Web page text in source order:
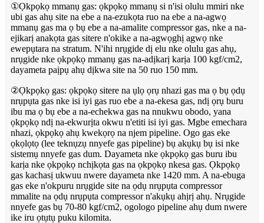
①Ọkpọkọ mmanụ gas: ọkpọkọ mmanụ si n'isi olulu mmiri nke
ubi gas ahụ site na ebe a na-ezukọta ruo na ebe a na-agwọ
mmanụ gas ma ọ bụ ebe a na-amalite compressor gas, nke a na-
ejikarị anakọta gas sitere n'okike a na-agwọghị agwọ nke
ewepụtara na stratum. N'ihi nrụgide dị elu nke olulu gas ahụ,
nrụgide nke ọkpọkọ mmanụ gas na-adịkarị karịa 100 kgf/cm2,
dayameta paịpụ ahụ dịkwa site na 50 ruo 150 mm.
②Ọkpọkọ gas: ọkpọkọ sitere na ụlọ ọrụ nhazi gas ma ọ bụ ọdụ
nrụpụta gas nke isi iyi gas ruo ebe a na-ekesa gas, ndị ọrụ buru
ibu ma ọ bụ ebe a na-echekwa gas na nnukwu obodo, yana
ọkpọkọ ndị na-ekwurịta okwu n'etiti isi iyi gas. Mgbe emechara
nhazi, ọkpọkọ ahụ kwekọrọ na njem pipeline. Ogo gas eke
ọkọlọtọ (lee teknụzụ nnyefe gas pipeline) bụ akụkụ bụ isi nke
sistemụ nnyefe gas dum. Dayameta nke ọkpọkọ gas buru ibu
karịa nke ọkpọkọ nchịkọta gas na ọkpọkọ nkesa gas. Ọkpọkọ
gas kachasị ukwuu nwere dayameta nke 1420 mm. A na-ebuga
gas eke n'okpuru nrụgide site na ọdụ nrụpụta compressor
mmalite na ọdụ nrụpụta compressor n'akụkụ ahịrị ahụ. Nrụgide
nnyefe gas bụ 70-80 kgf/cm2, ogologo pipeline ahụ dum nwere
ike iru ọtụtụ puku kilomita.